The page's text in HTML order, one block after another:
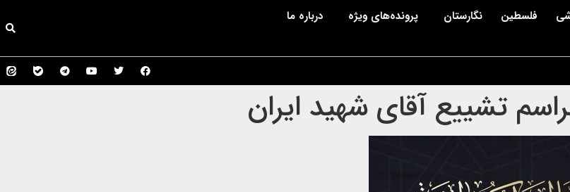
فلسطین نگارستان پرونده‌های ویژه درباره ما
تشییع آقای شهید ایران